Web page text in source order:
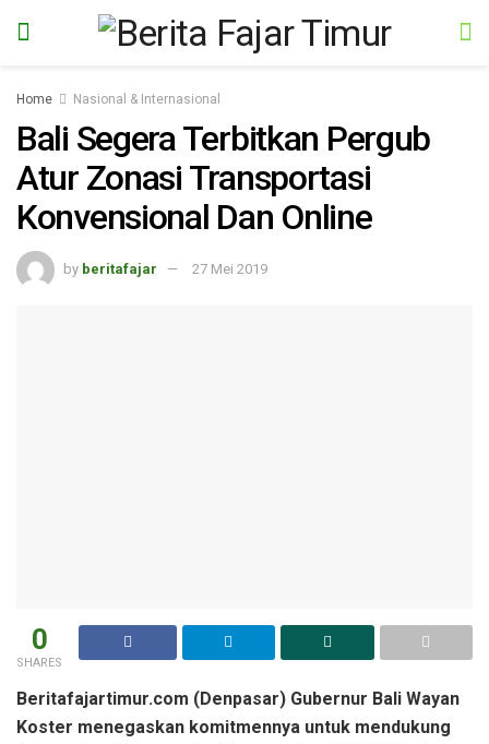
Home Nasional & Internasional
Bali Segera Terbitkan Pergub
Atur Zonasi Transportasi
Konvensional Dan Online
by beritafajar 27 Mei 2019
0
SHARES
Beritafajartimur.com (Denpasar) Gubernur Bali Wayan
Koster menegaskan komitmennya untuk mendukung